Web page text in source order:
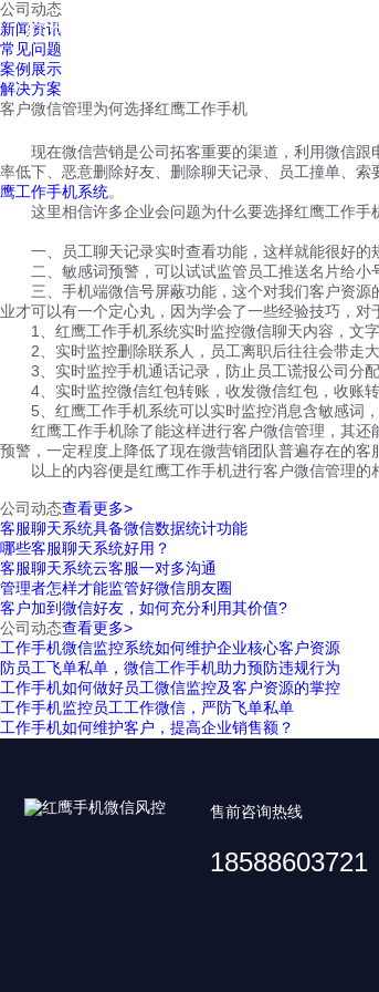
红鹰工作手机
公司动态
新闻资讯
常见问题
案例展示
解决方案
客户微信管理为何选择红鹰工作手机
现在微信营销是公司拓客重要的渠道，利用微信跟
率低下、恶意删除好友、删除聊天记录、员工撞单、
鹰工作手机系统。
这里相信许多企业会问题为什么要选择红鹰工作手
一、员工聊天记录实时查看功能，这样就能很好的
二、敏感词预警，可以试试监管员工推送名片给小
三、手机端微信号屏蔽功能，这个对我们客户资源
业才可以有一个定心丸，因为学会了一些经验技巧，
1、红鹰工作手机系统实时监控微信聊天内容，文字
2、实时监控删除联系人，员工离职后往往会带走大
3、实时监控手机通话记录，防止员工谎报公司分配
4、实时监控微信红包转账，收发微信红包，收账转
5、红鹰工作手机系统可以实时监控消息含敏感词，
红鹰工作手机除了能这样进行客户微信管理，其还
预警，一定程度上降低了现在微营销团队普遍存在的客
以上的内容便是红鹰工作手机进行客户微信管理的
公司动态查看更多>
客服聊天系统具备微信数据统计功能
哪些客服聊天系统好用？
客服聊天系统云客服一对多沟通
管理者怎样才能监管好微信朋友圈
客户加到微信好友，如何充分利用其价值?
公司动态查看更多>
工作手机微信监控系统如何维护企业核心客户资源
防员工飞单私单，微信工作手机助力预防违规行为
工作手机如何做好员工微信监控及客户资源的掌控
工作手机监控员工工作微信，严防飞单私单
工作手机如何维护客户，提高企业销售额？
售前咨询热线
18588603721